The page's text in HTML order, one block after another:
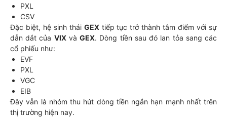
PXL
CSV
Đặc biệt, hệ sinh thái GEXtiếp tục trở thành tâm điểm với sự
dẫn dắt của VIXvàGEX. Dòng tiền sau đó lan tỏa sang các
cổ phiếu như:
EVF
PXL
VGC
EIB
Đây vẫn là nhóm thu hút dòng tiền ngắn hạn mạnh nhất trên
thị trường hiện nay.